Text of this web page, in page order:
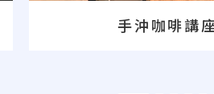
手沖咖啡講